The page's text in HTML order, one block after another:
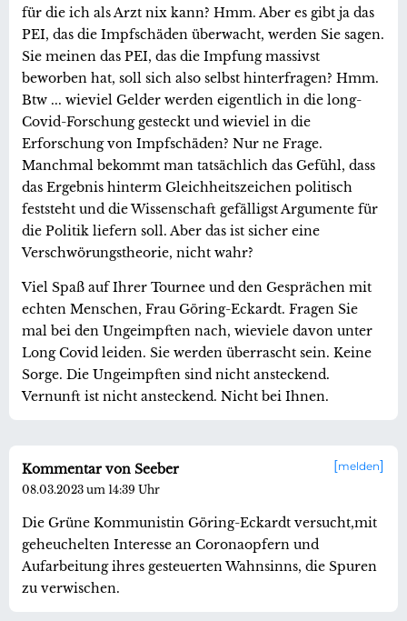
für die ich als Arzt nix kann? Hmm. Aber es gibt ja das
PEI, das die Impfschäden überwacht, werden Sie sagen.
Sie meinen das PEI, das die Impfung massivst
beworben hat, soll sich also selbst hinterfragen? Hmm.
Btw ... wieviel Gelder werden eigentlich in die long-
Covid-Forschung gesteckt und wieviel in die
Erforschung von Impfschäden? Nur ne Frage.
Manchmal bekommt man tatsächlich das Gefühl, dass
das Ergebnis hinterm Gleichheitszeichen politisch
feststeht und die Wissenschaft gefälligst Argumente für
die Politik liefern soll. Aber das ist sicher eine
Verschwörungstheorie, nicht wahr?
Viel Spaß auf Ihrer Tournee und den Gesprächen mit
echten Menschen, Frau Göring-Eckardt. Fragen Sie
mal bei den Ungeimpften nach, wieviele davon unter
Long Covid leiden. Sie werden überrascht sein. Keine
Sorge. Die Ungeimpften sind nicht ansteckend.
Vernunft ist nicht ansteckend. Nicht bei Ihnen.
melden
Kommentar von Seeber
08.03.2023 um 14:39 Uhr
Die Grüne Kommunistin Göring-Eckardt versucht,mit
geheuchelten Interesse an Coronaopfern und
Aufarbeitung ihres gesteuerten Wahnsinns, die Spuren
zu verwischen.